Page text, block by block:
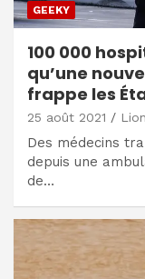
GEEKY
100 000
qu’une
frappe les
25 août 2021
Des médecins
depuis une
de…